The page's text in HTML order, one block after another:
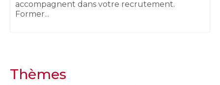
accompagnent dans votre recrutement.
Former...
Thèmes